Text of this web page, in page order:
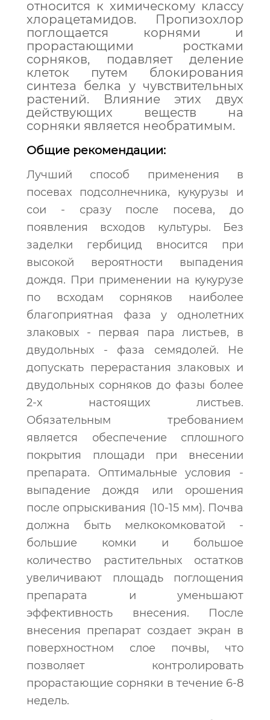
относится к химическому классу
хлорацетамидов. Пропизохлор
поглощается корнями и
прорастающими ростками
сорняков, подавляет деление
клеток путем блокирования
синтеза белка у чувствительных
растений. Влияние этих двух
действующих веществ на
сорняки является необратимым.
Общие рекомендации:
Лучший способ применения в
посевах подсолнечника, кукурузы и
сои - сразу после посева, до
появления всходов культуры. Без
заделки гербицид вносится при
высокой вероятности выпадения
дождя. При применении на кукурузе
по всходам сорняков наиболее
благоприятная фаза у однолетних
злаковых - первая пара листьев, в
двудольных - фаза семядолей. Не
допускать перерастания злаковых и
двудольных сорняков до фазы более
2-х настоящих листьев.
Обязательным требованием
является обеспечение сплошного
покрытия площади при внесении
препарата. Оптимальные условия -
выпадение дождя или орошения
после опрыскивания (10-15 мм). Почва
должна быть мелкокомковатой -
большие комки и большое
количество растительных остатков
увеличивают площадь поглощения
препарата и уменьшают
эффективность внесения. После
внесения препарат создает экран в
поверхностном слое почвы, что
позволяет контролировать
прорастающие сорняки в течение 6-8
недель.